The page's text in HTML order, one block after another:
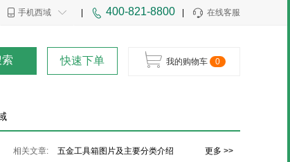
在线客服
400-821-8800
手机西域
快速下单 我的购物车 0
相关文章:
五金工具箱图片及主要分类介绍
更多 >>